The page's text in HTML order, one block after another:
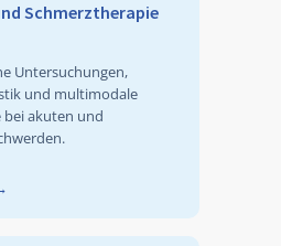
Schmerztherapie
Untersuchungen,
und multimodale
bei akuten und